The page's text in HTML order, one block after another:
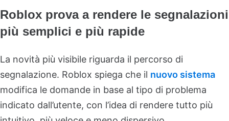
Roblox prova a rendere le segnalazioni
più semplici e più rapide
La novità più visibile riguarda il percorso di
segnalazione. Roblox spiega che il nuovo sistema
modifica le domande in base al tipo di problema
indicato dall’utente, con l’idea di rendere tutto più